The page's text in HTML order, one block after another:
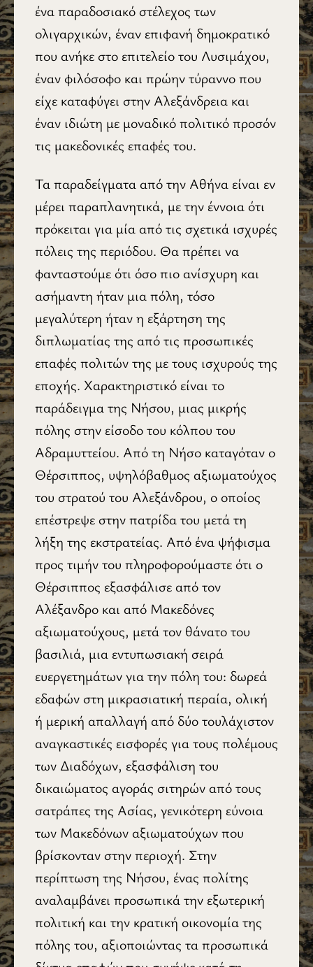
ένα παραδοσιακό στέλεχος των
ολιγαρχικών, έναν επιφανή δημοκρατικό
που ανήκε στο επιτελείο του Λυσιμάχου,
έναν φιλόσοφο και πρώην τύραννο που
είχε καταφύγει στην Αλεξάνδρεια και
έναν ιδιώτη με μοναδικό πολιτικό προσόν
τις μακεδονικές επαφές του.
Τα παραδείγματα από την Αθήνα είναι εν
μέρει παραπλανητικά, με την έννοια ότι
πρόκειται για μία από τις σχετικά ισχυρές
πόλεις της περιόδου. Θα πρέπει να
φανταστούμε ότι όσο πιο ανίσχυρη και
ασήμαντη ήταν μια πόλη, τόσο
μεγαλύτερη ήταν η εξάρτηση της
διπλωματίας της από τις προσωπικές
επαφές πολιτών της με τους ισχυρούς της
εποχής. Χαρακτηριστικό είναι το
παράδειγμα της Νήσου, μιας μικρής
πόλης στην είσοδο του κόλπου του
Αδραμυττείου. Από τη Νήσο καταγόταν ο
Θέρσιππος, υψηλόβαθμος αξιωματούχος
του στρατού του Αλεξάνδρου, ο οποίος
επέστρεψε στην πατρίδα του μετά τη
λήξη της εκστρατείας. Από ένα ψήφισμα
προς τιμήν του πληροφορούμαστε ότι ο
Θέρσιππος εξασφάλισε από τον
Αλέξανδρο και από Μακεδόνες
αξιωματούχους, μετά τον θάνατο του
βασιλιά, μια εντυπωσιακή σειρά
ευεργετημάτων για την πόλη του: δωρεά
εδαφών στη μικρασιατική περαία, ολική
ή μερική απαλλαγή από δύο τουλάχιστον
αναγκαστικές εισφορές για τους πολέμους
των Διαδόχων, εξασφάλιση του
δικαιώματος αγοράς σιτηρών από τους
σατράπες της Ασίας, γενικότερη εύνοια
των Μακεδόνων αξιωματούχων που
βρίσκονταν στην περιοχή. Στην
περίπτωση της Νήσου, ένας πολίτης
αναλαμβάνει προσωπικά την εξωτερική
πολιτική και την κρατική οικονομία της
πόλης του, αξιοποιώντας τα προσωπικά